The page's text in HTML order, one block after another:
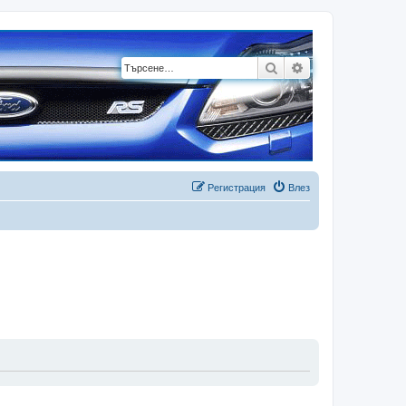
ТърсенеРазширено
Влез
Регистрация